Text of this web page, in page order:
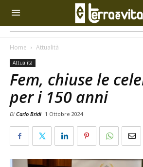
Home Attualità
Attualità
Fem, chiuse le
per i 150 anni
Di Carlo Bridi 1 Ottobre 2024